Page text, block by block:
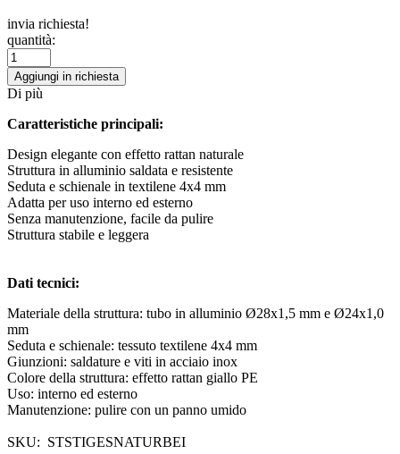
invia richiesta!
quantità:
Aggiungi in richiesta
Di più
Caratteristiche principali:
Design elegante con effetto rattan naturale
Struttura in alluminio saldata e resistente
Seduta e schienale in textilene 4x4 mm
Adatta per uso interno ed esterno
Senza manutenzione, facile da pulire
Struttura stabile e leggera
Dati tecnici:
Materiale della struttura: tubo in alluminio Ø28x1,5 mm e Ø24x1,0
mm
Seduta e schienale: tessuto textilene 4x4 mm
Giunzioni: saldature e viti in acciaio inox
Colore della struttura: effetto rattan giallo PE
Uso: interno ed esterno
Manutenzione: pulire con un panno umido
SKU: STSTIGESNATURBEI